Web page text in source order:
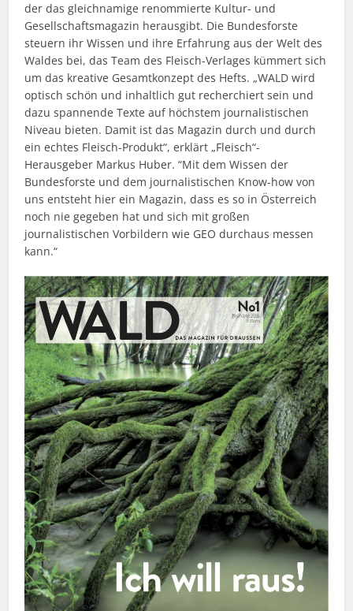
der das gleichnamige renommierte Kultur- und
Gesellschaftsmagazin herausgibt. Die Bundesforste
steuern ihr Wissen und ihre Erfahrung aus der Welt des
Waldes bei, das Team des Fleisch-Verlages kümmert sich
um das kreative Gesamtkonzept des Hefts. „WALD wird
optisch schön und inhaltlich gut recherchiert sein und
dazu spannende Texte auf höchstem journalistischen
Niveau bieten. Damit ist das Magazin durch und durch
ein echtes Fleisch-Produkt“, erklärt „Fleisch“-
Herausgeber Markus Huber. “Mit dem Wissen der
Bundesforste und dem journalistischen Know-how von
uns entsteht hier ein Magazin, dass es so in Österreich
noch nie gegeben hat und sich mit großen
journalistischen Vorbildern wie GEO durchaus messen
kann.“